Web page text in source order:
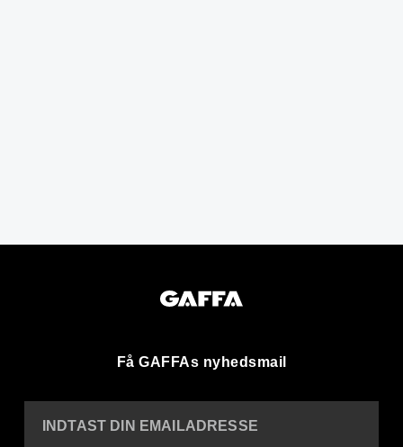
Få GAFFAs nyhedsmail
INDTAST DIN EMAILADRESSE